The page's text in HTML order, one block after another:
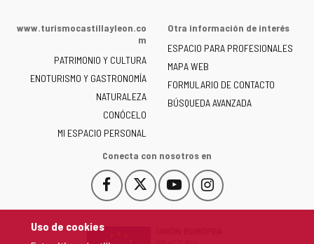
Uso de cookies
la
de
Castilla
y
León
-
www.turismocastillayleon.co
m
PATRIMONIO Y CULTURA
ENOTURISMO Y GASTRONOMÍA
NATURALEZA
CONÓCELO
MI ESPACIO PERSONAL
Otra información de interés
ESPACIO PARA PROFESIONALES
MAPA WEB
FORMULARIO DE CONTACTO
BÚSQUEDA AVANZADA
Conecta con nosotros en
Facebook
Este
enlace
Este
enlace
YouTube
Este
enlace
Instagram
Este
enlace